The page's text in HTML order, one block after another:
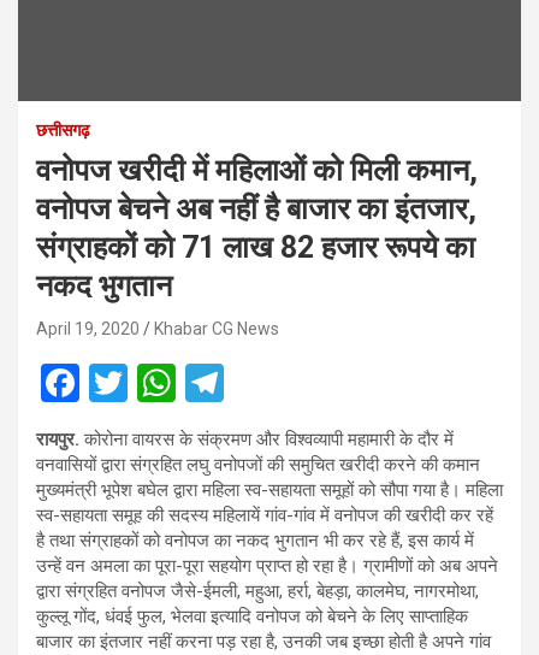
छत्तीसगढ़
वनोपज खरीदी में महिलाओं को मिली कमान,
वनोपज बेचने अब नहीं है बाजार का इंतजार,
संग्राहकों को 71 लाख 82 हजार रूपये का
नकद भुगतान
April 19, 2020 Khabar CG News
F
a
ce
b
o
o
k
T
wi
tt
er
W
h
at
s
A
p
p
el
e
gr
a
m
रायपुर. कोरोना वायरस के संक्रमण और विश्वव्यापी महामारी के दौर में
वनवासियों द्वारा संग्रहित लघु वनोपजों की समुचित खरीदी करने की कमान
मुख्यमंत्री भूपेश बघेल द्वारा महिला स्व-सहायता समूहों को सौपा गया है। महिला
स्व-सहायता समूह की सदस्य महिलायें गांव-गांव में वनोपज की खरीदी कर रहें
है तथा संग्राहकों को वनोपज का नकद भुगतान भी कर रहे हैं, इस कार्य में
उन्हें वन अमला का पूरा-पूरा सहयोग प्राप्त हो रहा है। ग्रामीणों को अब अपने
द्वारा संग्रहित वनोपज जैसे-ईमली, महुआ, हर्रा, बेहड़ा, कालमेघ, नागरमोथा,
कुल्लू गोंद, धंवई फुल, भेलवा इत्यादि वनोपज को बेचने के लिए साप्ताहिक
बाजार का इंतजार नहीं करना पड़ रहा है, उनकी जब इच्छा होती है अपने गांव